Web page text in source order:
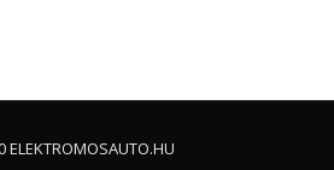
ELEKTROMOSAUTO.HU